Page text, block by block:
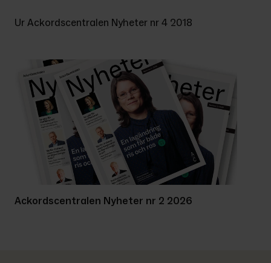
Ur Ackordscentralen Nyheter nr 4 2018
Ackordscentralen Nyheter nr 2 2026